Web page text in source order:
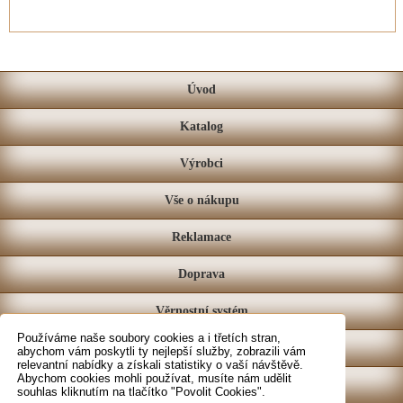
Používáme naše soubory cookies a i třetích stran,
abychom vám poskytli ty nejlepší služby, zobrazili vám
relevantní nabídky a získali statistiky o vaší návštěvě.
Abychom cookies mohli používat, musíte nám udělit
souhlas kliknutím na tlačítko "Povolit Cookies".
Úvod
Katalog
Výrobci
Vše o nákupu
Reklamace
Doprava
Věrnostní systém
Prodejna
Kontakt